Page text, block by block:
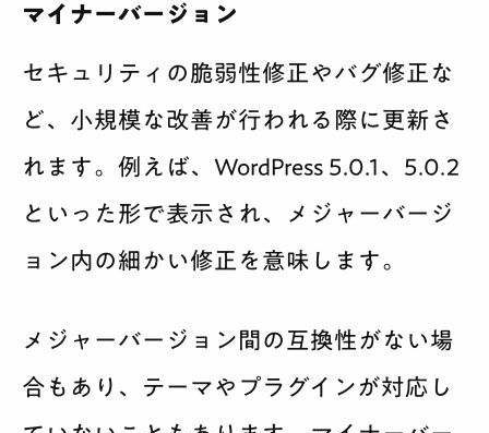
マイナーバージョン
セキュリティの脆弱性修正やバグ修正な
ど、小規模な改善が行われる際に更新さ
れます。例えば、WordPress 5.0.1、5.0.2
といった形で表示され、メジャーバージ
ョン内の細かい修正を意味します。
メジャーバージョン間の互換性がない場
合もあり、テーマやプラグインが対応し